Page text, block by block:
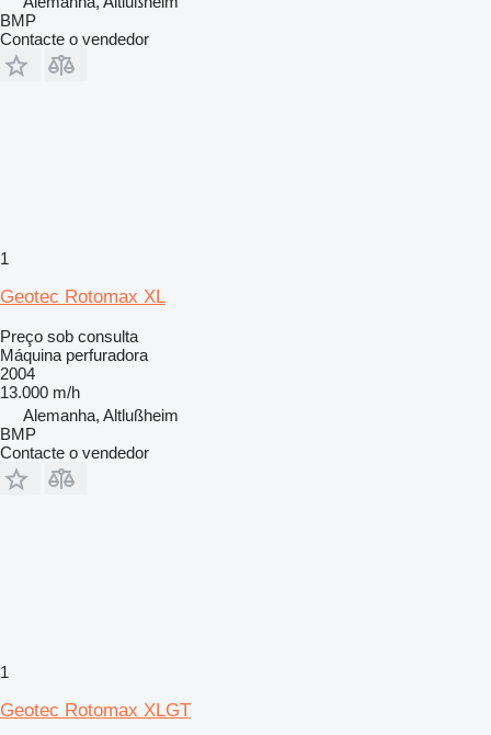
BMP
Contacte o vendedor
1
Geotec Rotomax XL
Preço sob consulta
Máquina perfuradora
2004
13.000 m/h
Alemanha, Altlußheim
BMP
Contacte o vendedor
1
Geotec Rotomax XLGT